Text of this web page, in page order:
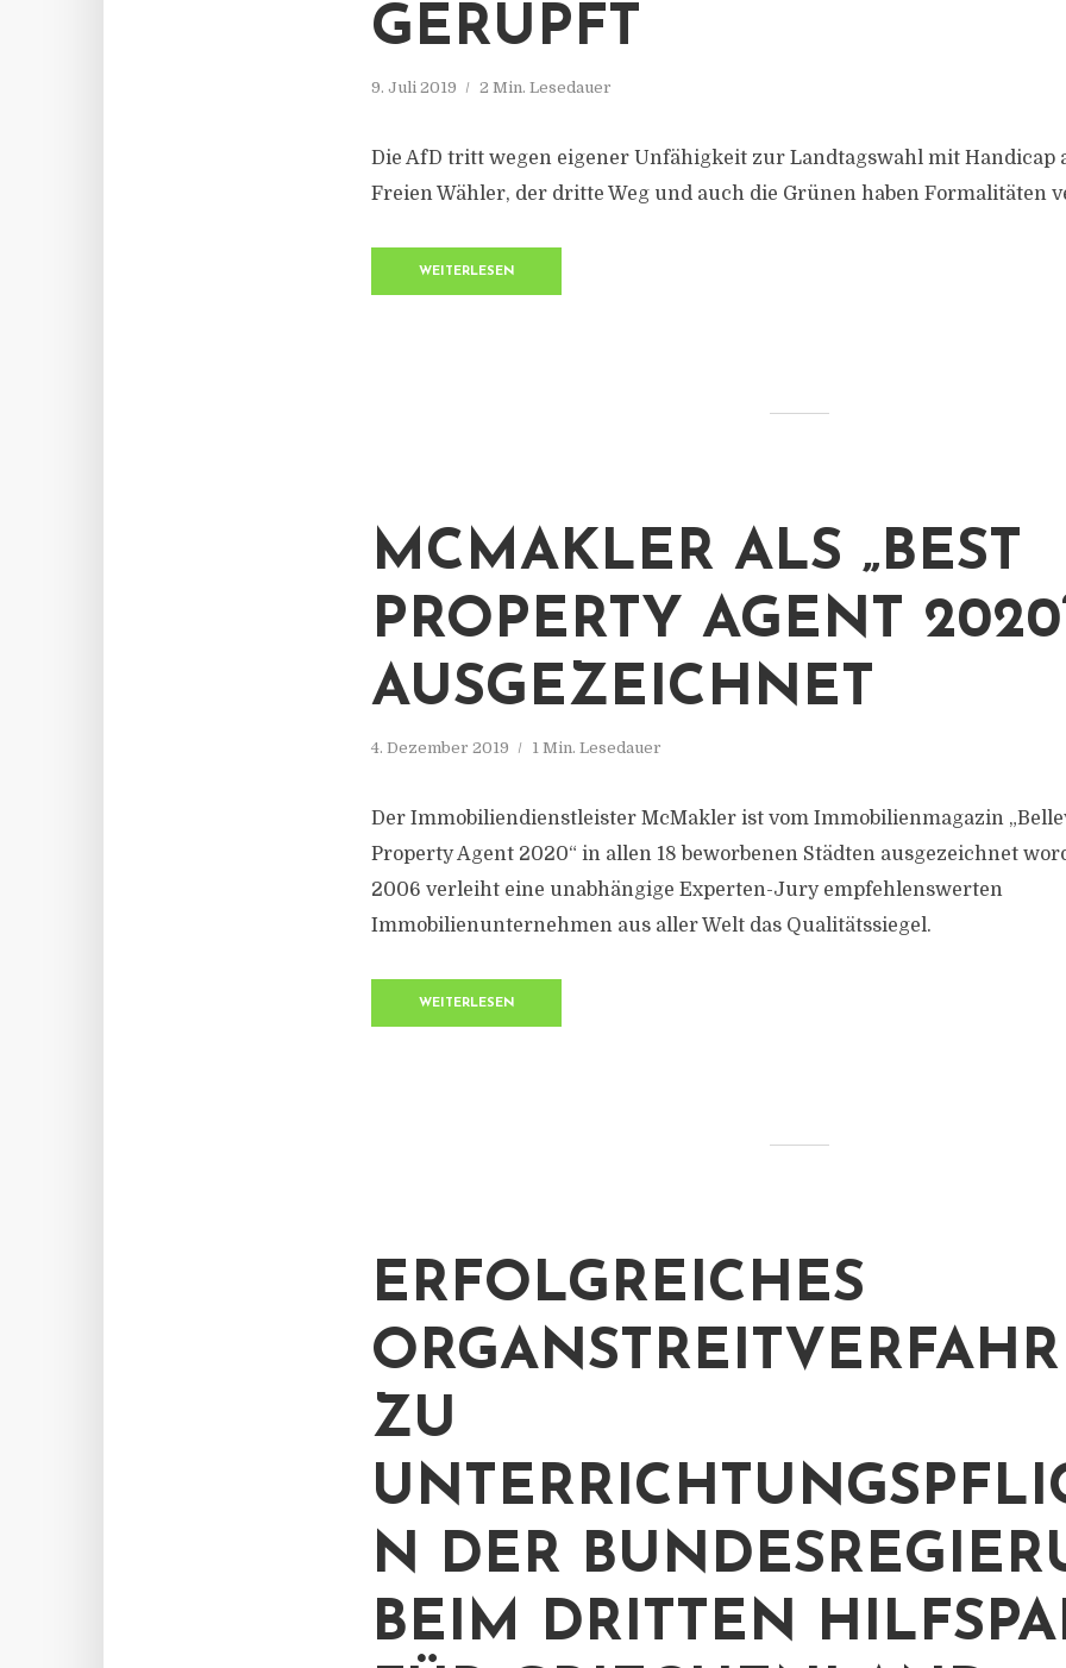
GERUPFT
9. Juli 2019 2 Min. Lesedauer
Die AfD tritt wegen eigener Unfähigkeit zur Landtagswahl mit Handicap
Freien Wähler, der dritte Weg und auch die Grünen haben Formalitäten
WEITERLESEN
MCMAKLER ALS „BEST
PROPERTY AGENT
AUSGEZEICHNET
4. Dezember 2019 1 Min. Lesedauer
Der Immobiliendienstleister McMakler ist vom Immobilienmagazin
Property Agent 2020“ in allen 18 beworbenen Städten ausgezeichnet
2006 verleiht eine unabhängige Experten-Jury empfehlenswerten
Immobilienunternehmen aus aller Welt das Qualitätssiegel.
WEITERLESEN
ERFOLGREICHES
ZU
N DER
BEIM DRITTEN